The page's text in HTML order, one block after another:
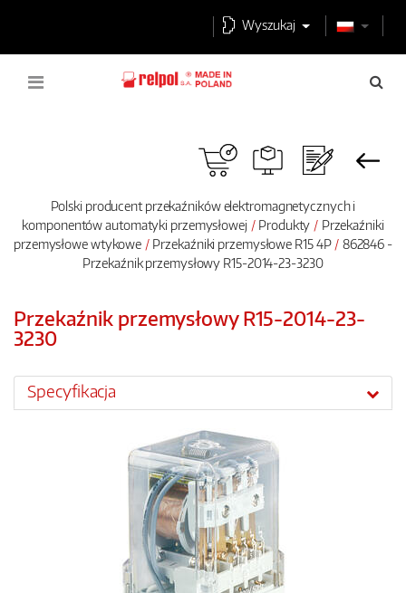
Wyszukaj
Polski producent przekaźników elektromagnetycznych i
komponentów automatyki przemysłowej
Produkty
Przekaźniki
przemysłowe wtykowe
Przekaźniki przemysłowe R15 4P
862846 -
Przekaźnik przemysłowy R15-2014-23-3230
Przekaźnik przemysłowy R15-2014-23-
3230
Specyfikacja